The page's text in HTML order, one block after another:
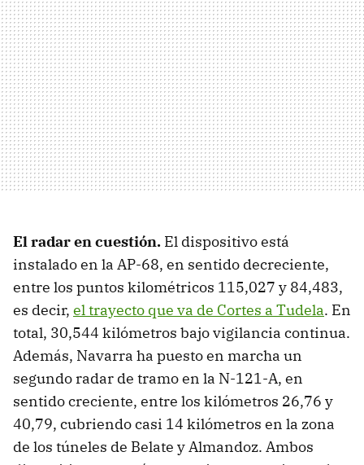
El radar en cuestión. El dispositivo está
instalado en la AP-68, en sentido decreciente,
entre los puntos kilométricos 115,027 y 84,483,
es decir, el trayecto que va de Cortes a Tudela. En
total, 30,544 kilómetros bajo vigilancia continua.
Además, Navarra ha puesto en marcha un
segundo radar de tramo en la N-121-A, en
sentido creciente, entre los kilómetros 26,76 y
40,79, cubriendo casi 14 kilómetros en la zona
de los túneles de Belate y Almandoz. Ambos